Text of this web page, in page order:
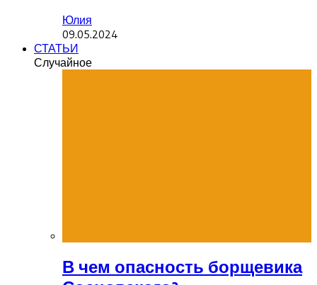
Юлия
09.05.2024
СТАТЬИ
Случайное
В чем опасность борщевика